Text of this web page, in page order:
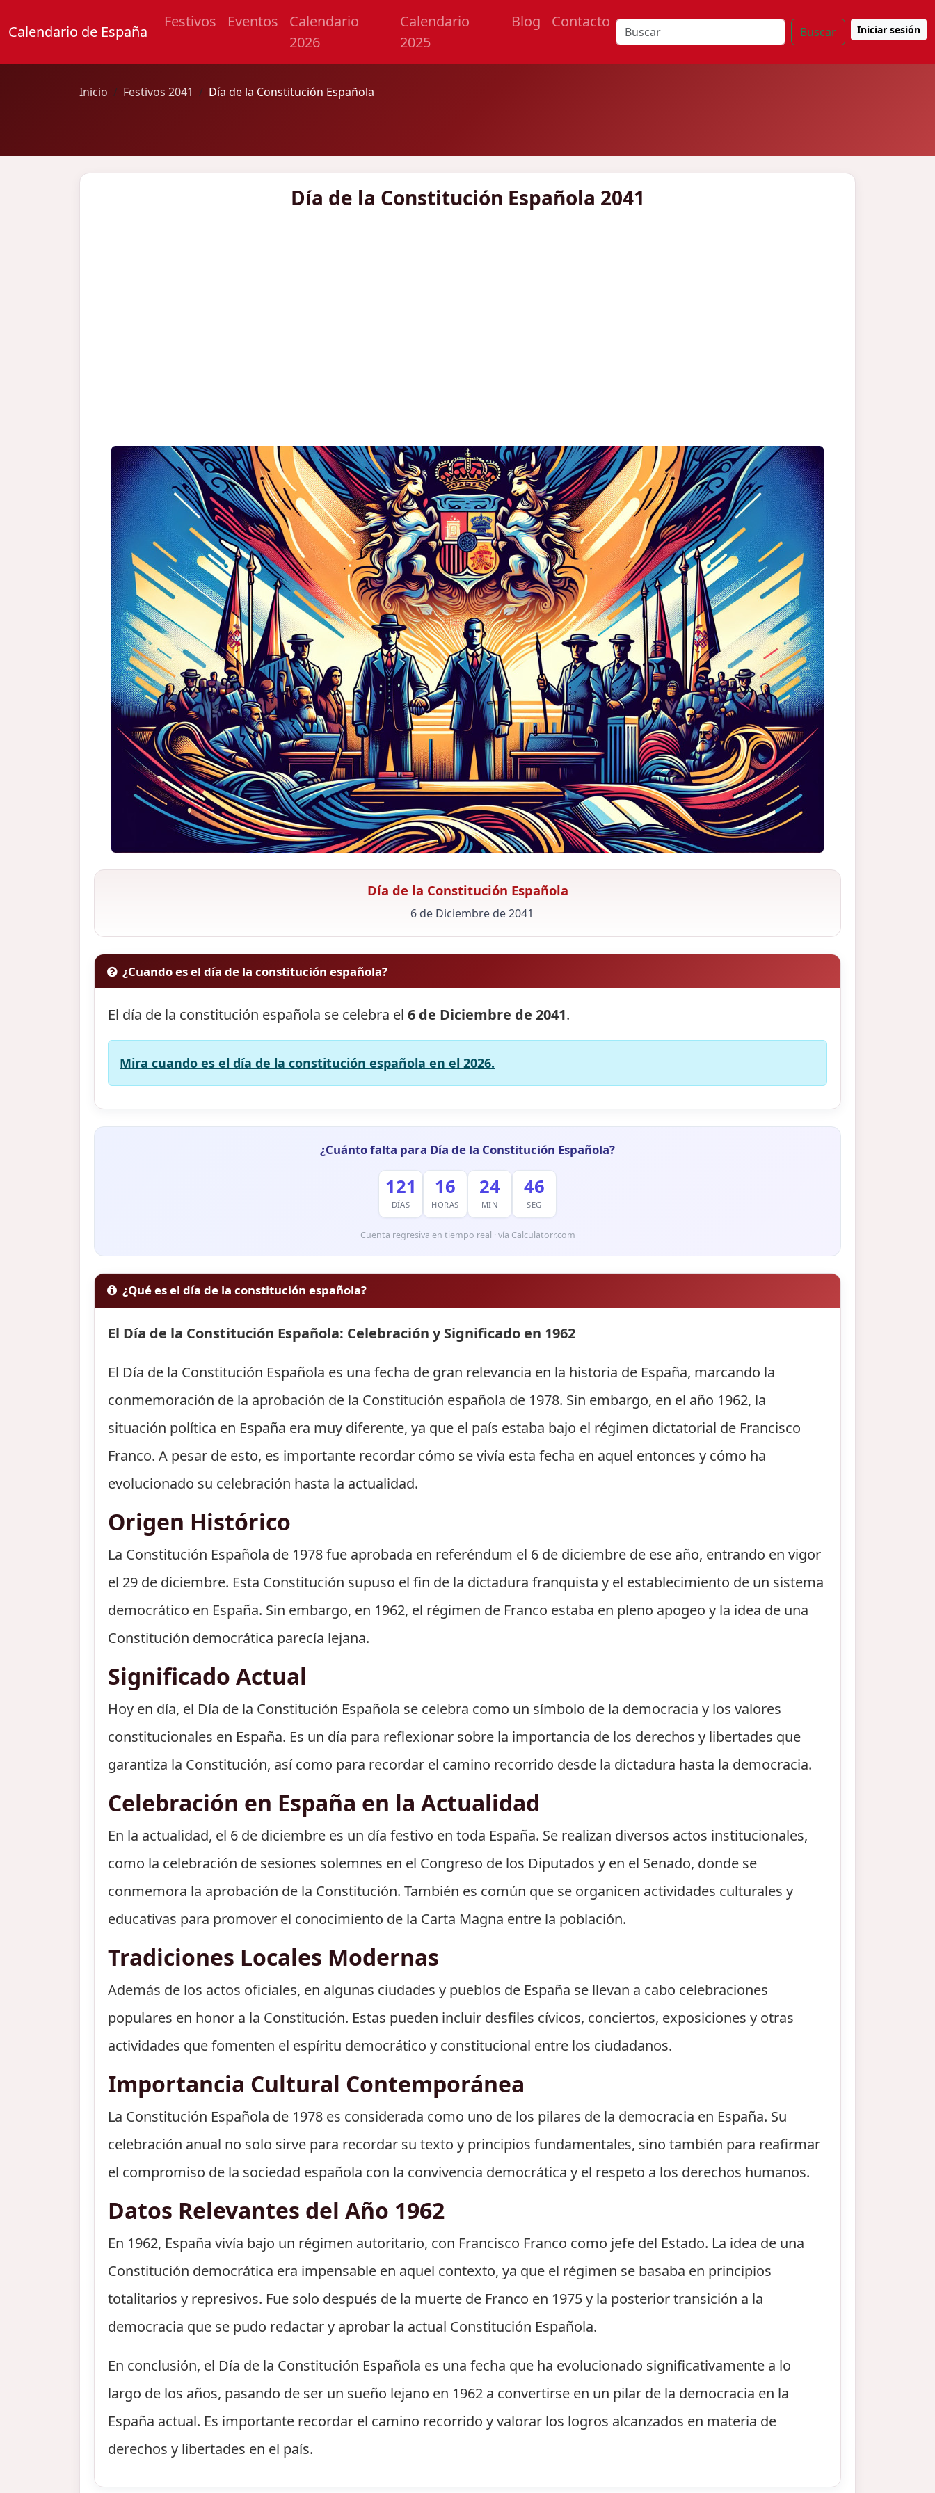
Calendario de España
Festivos Eventos
Calendario
2026
Calendario
2025
Blog Contacto
Buscar Iniciar sesión
Inicio Festivos 2041 Día de la Constitución Española
Día de la Constitución Española 2041
Día de la Constitución Española
6 de Diciembre de 2041
¿Cuando es el día de la constitución española?
El día de la constitución española se celebra el6 de Diciembre de 2041.
Mira cuando es el día de la constitución española en el 2026.
¿Cuánto falta para Día de la Constitución Española?
121
DÍAS
16
HORAS
24
MIN
45
SEG
Cuenta regresiva en tiempo real · vía Calculatorr.com
¿Qué es el día de la constitución española?
El Día de la Constitución Española: Celebración y Significado en 1962
El Día de la Constitución Española es una fecha de gran relevancia en la historia de España, marcando la
conmemoración de la aprobación de la Constitución española de 1978. Sin embargo, en el año 1962, la
situación política en España era muy diferente, ya que el país estaba bajo el régimen dictatorial de Francisco
Franco. A pesar de esto, es importante recordar cómo se vivía esta fecha en aquel entonces y cómo ha
evolucionado su celebración hasta la actualidad.
Origen Histórico
La Constitución Española de 1978 fue aprobada en referéndum el 6 de diciembre de ese año, entrando en vigor
el 29 de diciembre. Esta Constitución supuso el fin de la dictadura franquista y el establecimiento de un sistema
democrático en España. Sin embargo, en 1962, el régimen de Franco estaba en pleno apogeo y la idea de una
Constitución democrática parecía lejana.
Significado Actual
Hoy en día, el Día de la Constitución Española se celebra como un símbolo de la democracia y los valores
constitucionales en España. Es un día para reflexionar sobre la importancia de los derechos y libertades que
garantiza la Constitución, así como para recordar el camino recorrido desde la dictadura hasta la democracia.
Celebración en España en la Actualidad
En la actualidad, el 6 de diciembre es un día festivo en toda España. Se realizan diversos actos institucionales,
como la celebración de sesiones solemnes en el Congreso de los Diputados y en el Senado, donde se
conmemora la aprobación de la Constitución. También es común que se organicen actividades culturales y
educativas para promover el conocimiento de la Carta Magna entre la población.
Tradiciones Locales Modernas
Además de los actos oficiales, en algunas ciudades y pueblos de España se llevan a cabo celebraciones
populares en honor a la Constitución. Estas pueden incluir desfiles cívicos, conciertos, exposiciones y otras
actividades que fomenten el espíritu democrático y constitucional entre los ciudadanos.
Importancia Cultural Contemporánea
La Constitución Española de 1978 es considerada como uno de los pilares de la democracia en España. Su
celebración anual no solo sirve para recordar su texto y principios fundamentales, sino también para reafirmar
el compromiso de la sociedad española con la convivencia democrática y el respeto a los derechos humanos.
Datos Relevantes del Año 1962
En 1962, España vivía bajo un régimen autoritario, con Francisco Franco como jefe del Estado. La idea de una
Constitución democrática era impensable en aquel contexto, ya que el régimen se basaba en principios
totalitarios y represivos. Fue solo después de la muerte de Franco en 1975 y la posterior transición a la
democracia que se pudo redactar y aprobar la actual Constitución Española.
En conclusión, el Día de la Constitución Española es una fecha que ha evolucionado significativamente a lo
largo de los años, pasando de ser un sueño lejano en 1962 a convertirse en un pilar de la democracia en la
España actual. Es importante recordar el camino recorrido y valorar los logros alcanzados en materia de
derechos y libertades en el país.